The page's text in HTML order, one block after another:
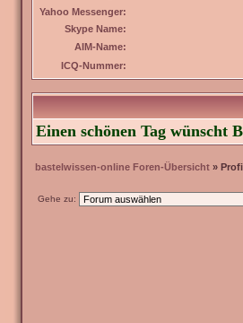
Yahoo Messenger:
Skype Name:
AIM-Name:
ICQ-Nummer:
Einen schönen Tag wünscht
bastelwissen-online Foren-Übersicht »
Gehe zu: